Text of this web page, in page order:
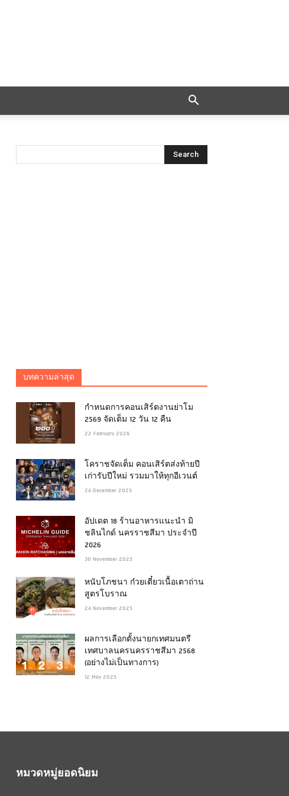
บทความล่าสุด
กำหนดการคอนเสิร์ตงานย่าโม
2569 จัดเต็ม 12 วัน 12 คืน
22 February 2026
โคราชจัดเต็ม คอนเสิร์ตส่งท้ายปี
เก่ารับปีใหม่ รวมมาให้ทุกอีเวนต์
24 December 2025
อัปเดต 18 ร้านอาหารแนะนำ มิ
ชลินไกด์ นครราชสีมา ประจำปี
2026
30 November 2025
หนับโภชนา ก๋วยเตี๋ยวเนื้อเตาถ่าน
สูตรโบราณ
24 November 2025
ผลการเลือกตั้งนายกเทศมนตรี
เทศบาลนครนครราชสีมา 2568
(อย่างไม่เป็นทางการ)
12 May 2025
หมวดหมู่ยอดนิยม